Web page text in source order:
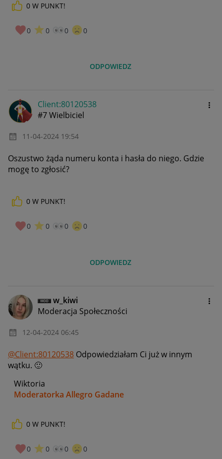
0 W PUNKT!
0 0 0 0
ODPOWIEDZ
Client:80120538
#7 Wielbiciel
‎11-04-2024 19:54
Oszustwo żąda numeru konta i hasła do niego. Gdzie
mogę to zgłosić?
0 W PUNKT!
0 0 0 0
ODPOWIEDZ
w_kiwi
Moderacja Społeczności
‎12-04-2024 06:45
@Client:80120538 Odpowiedziałam Ci już w innym
wątku. 🙂
Wiktoria
Moderatorka Allegro Gadane
0 W PUNKT!
0 0 0 0